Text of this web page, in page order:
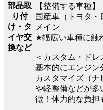
部品取
り付
け・タ
イヤ交
換など
【整備する車種】
国産車（トヨタ
メイン
★幅広い車種に触
＜カスタム・ドレ
基本的にエンジン
カスタマイズ（ナ
や軽整備などが多
徴！体力的な負